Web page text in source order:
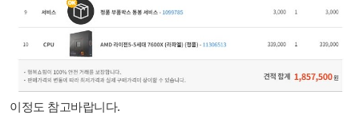
이정도 참고바랍니다.